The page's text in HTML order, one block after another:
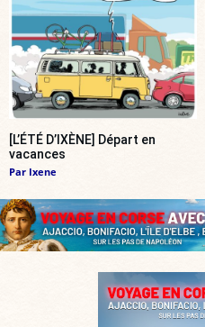
[L’ÉTÉ D’IXÈNE] Départ en
vacances
Par Ixene